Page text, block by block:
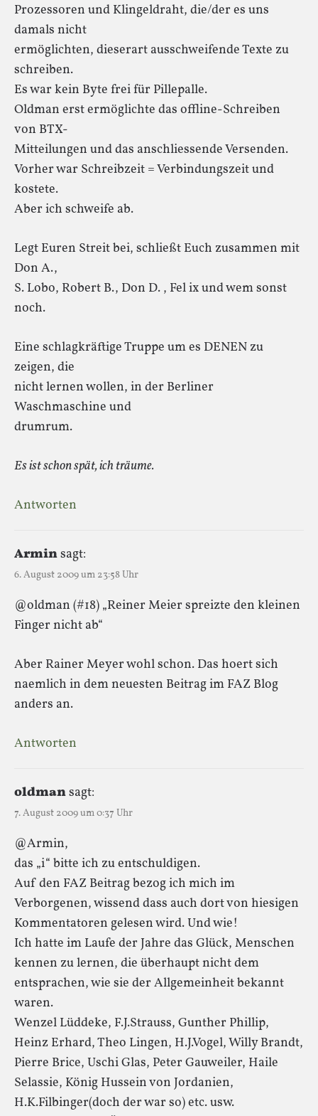
Prozessoren und Klingeldraht, die/der es uns
damals nicht
ermöglichten, dieserart ausschweifende Texte zu
schreiben.
Es war kein Byte frei für Pillepalle.
Oldman erst ermöglichte das offline-Schreiben
von BTX-
Mitteilungen und das anschliessende Versenden.
Vorher war Schreibzeit = Verbindungszeit und
kostete.
Aber ich schweife ab.
Legt Euren Streit bei, schließt Euch zusammen mit
Don A.,
S. Lobo, Robert B., Don D. , Fel ix und wem sonst
noch.
Eine schlagkräftige Truppe um es DENEN zu
zeigen, die
nicht lernen wollen, in der Berliner
Waschmaschine und
drumrum.
Es ist schon spät, ich träume.
Antworten
Arminsagt:
6. August 2009 um 23:58 Uhr
@oldman (#18) „Reiner Meier spreizte den kleinen
Finger nicht ab“
Aber Rainer Meyer wohl schon. Das hoert sich
naemlich in dem neuesten Beitrag im FAZ Blog
anders an.
Antworten
oldmansagt:
7. August 2009 um 0:37 Uhr
@Armin,
das „i“ bitte ich zu entschuldigen.
Auf den FAZ Beitrag bezog ich mich im
Verborgenen, wissend dass auch dort von hiesigen
Kommentatoren gelesen wird. Und wie!
Ich hatte im Laufe der Jahre das Glück, Menschen
kennen zu lernen, die überhaupt nicht dem
entsprachen, wie sie der Allgemeinheit bekannt
waren.
Wenzel Lüddeke, F.J.Strauss, Gunther Phillip,
Heinz Erhard, Theo Lingen, H.J.Vogel, Willy Brandt,
Pierre Brice, Uschi Glas, Peter Gauweiler, Haile
Selassie, König Hussein von Jordanien,
H.K.Filbinger(doch der war so) etc. usw.